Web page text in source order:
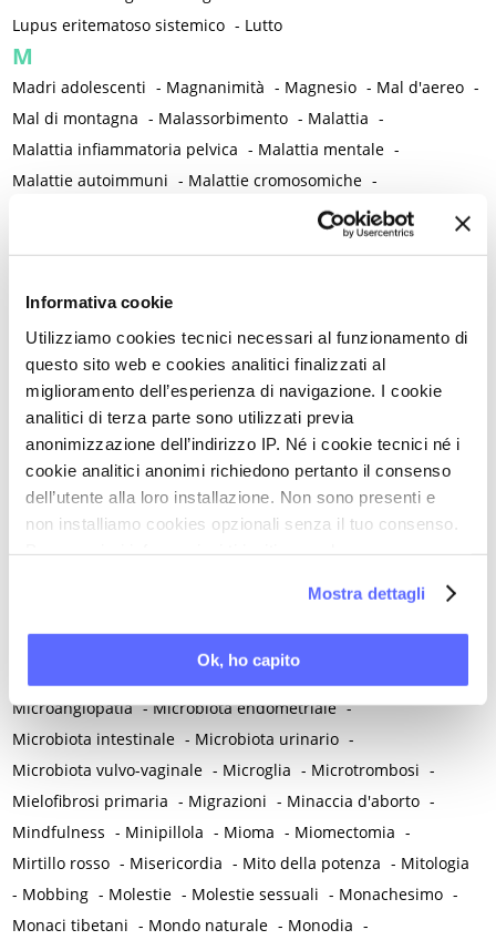
Informativa cookie
Utilizziamo cookies tecnici necessari al funzionamento di
questo sito web e cookies analitici finalizzati al
miglioramento dell’esperienza di navigazione. I cookie
analitici di terza parte sono utilizzati previa
anonimizzazione dell’indirizzo IP. Né i cookie tecnici né i
cookie analitici anonimi richiedono pertanto il consenso
dell’utente alla loro installazione. Non sono presenti e
non installiamo cookies opzionali senza il tuo consenso.
Mostra dettagli
Ok, ho capito
Lupus eritematoso sistemico - Lutto
M
Madri adolescenti - Magnanimità - Magnesio - Mal d'aereo -
Mal di montagna - Malassorbimento - Malattia -
Malattia infiammatoria pelvica - Malattia mentale -
Malattie autoimmuni - Malattie cromosomiche -
Malattie metaboliche -
Malattie reumatiche -
Malinconia -Martirio
Massaggio -Mastectomia profilattica bilaterale -Mastociti
Mastodinia / Mastalgia -Mastopatia fibrocistica -
Matrimonio non consumato -Medicina -Medicina di genere
Medicina di precisione -Medicina occidentale
Medicina rigenerativa
- Medicina tradizionale cinese
Medico di famiglia - Meditazione -Melanosi vulvare -
Melatonina -Memoria -Memoria morale -
Menarca e pubertà -Menopausa e premenopausa -
Menopausa precoce
Microangiopatia -Microbiota endometriale -
Microbiota intestinale - Microbiota urinario -
Microbiota vulvo-vaginale - Microglia - Microtrombosi -
Mielofibrosi primaria - Migrazioni - Minaccia d'aborto -
Mindfulness - Minipillola - Mioma - Miomectomia -
Mirtillo rosso - Misericordia - Mito della potenza - Mitologia
- Mobbing - Molestie - Molestie sessuali - Monachesimo -
Monaci tibetani - Mondo naturale - Monodia -